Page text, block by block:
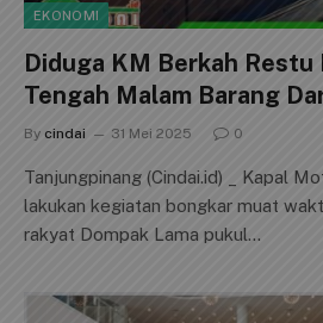
EKONOMI
Diduga KM Berkah
Tengah Malam Barang
By cindai 31 Mei 2025 0
Tanjungpinang (Cindai.id) _ Kapal
lakukan kegiatan bongkar muat
rakyat Dompak Lama pukul…